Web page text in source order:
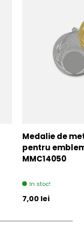
Medalie de
pentru
MMC14050
In stoc!
Pret initial
7,00 lei